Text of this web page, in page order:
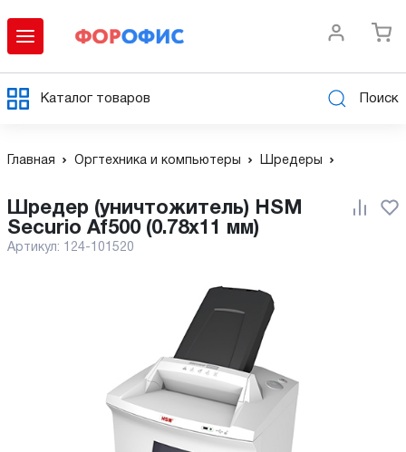
Каталог товаров Поиск
Главная Оргтехника и компьютеры Шредеры
Шредер (уничтожитель) HSM
Securio Af500 (0.78x11 мм)
Артикул: 124-101520